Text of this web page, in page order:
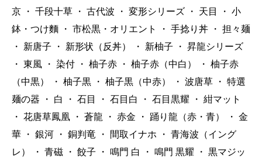
京
・ 千段十草 ・ 古代波 ・ 変形シリーズ ・ 天目 ・ 小
鉢・つけ麵
・ 市松黒・オリエント ・ 手捻り丼 ・ 担々麺
・
新唐子 ・ 新形状（反丼） ・ 新柚子 ・ 昇龍シリーズ
・ 東風 ・ 染付 ・ 柚子赤 ・ 柚子赤（中白） ・ 柚子赤
（中黒）
・ 柚子黒 ・ 柚子黒（中赤） ・ 波唐草 ・ 特選
麺の器
・ 白 ・ 石目 ・ 石目白 ・ 石目黒耀 ・ 紺マット
・ 花唐草鳳凰 ・ 蒼龍 ・ 赤金 ・ 踊り龍（赤・青） ・ 金
華
・ 銀河 ・ 銅判竜 ・ 間取イナホ ・ 青海波（イング
レ）
・ 青磁 ・ 餃子 ・ 鳴門 白 ・ 鳴門 黒耀 ・ 黒マジッ